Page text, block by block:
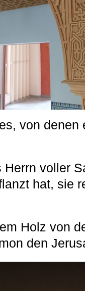
von denen
voller
hat, sie
Holz von
den